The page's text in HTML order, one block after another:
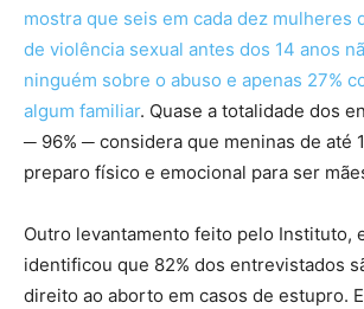
mostra que seis em cada dez mulheres
de violência sexual antes dos 14 anos
ninguém sobre o abuso e apenas 27%
algum familiar. Quase a totalidade dos
─ 96% ─ considera que meninas de até
preparo físico e emocional para ser
Outro levantamento feito pelo Instituto,
identificou que 82% dos entrevistados
direito ao aborto em casos de estupro.